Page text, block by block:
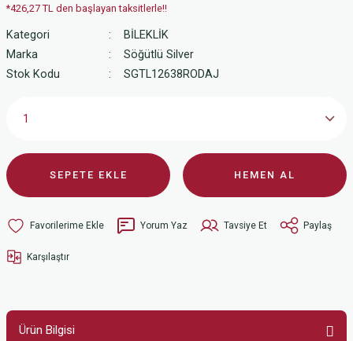
*426,27 TL den başlayan taksitlerle!!
Kategori
BİLEKLİK
Marka
Söğütlü Silver
Stok Kodu
SGTL12638RODAJ
SEPETE EKLE HEMEN AL
Yorum Yaz Tavsiye Et Paylaş
Karşılaştır
Ürün Bilgisi